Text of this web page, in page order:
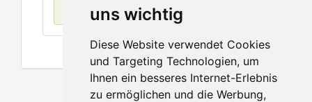
uns wichtig
Diese Website verwendet Cookies
und Targeting Technologien, um
Ihnen ein besseres Internet-Erlebnis
zu ermöglichen und die Werbung,